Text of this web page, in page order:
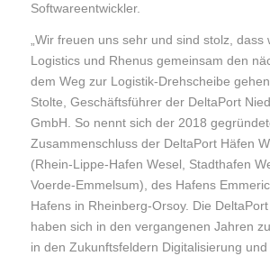
Softwareentwickler.
„Wir freuen uns sehr und sind stolz, dass
Logistics und Rhenus gemeinsam den
dem Weg zur Logistik-Drehscheibe
Stolte, Geschäftsführer der DeltaPort
GmbH. So nennt sich der 2018
Zusammenschluss der DeltaPort Häfen
(Rhein-Lippe-Hafen Wesel, Stadthafen
Voerde-Emmelsum), des Hafens
Hafens in Rheinberg-Orsoy. Die
haben sich in den vergangenen Jahren
in den Zukunftsfeldern Digitalisierung